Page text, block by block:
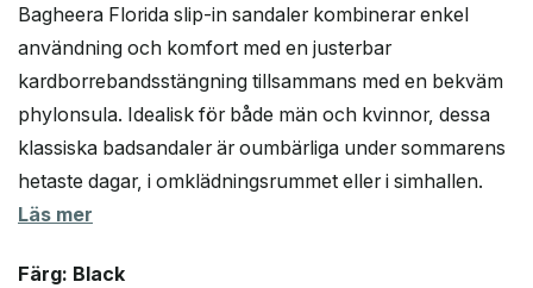
priset
var:
173 kr.
priset
är:
133 kr.
Bagheera Florida slip-in sandaler kombinerar enkel
användning och komfort med en justerbar
kardborrebandsstängning tillsammans med en bekväm
phylonsula. Idealisk för både män och kvinnor, dessa
klassiska badsandaler är oumbärliga under sommarens
hetaste dagar, i omklädningsrummet eller i simhallen.
Läs mer
Färg: Black